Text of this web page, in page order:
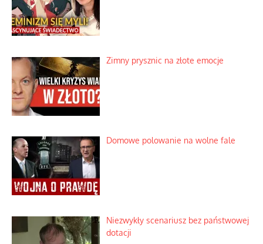
Zimny prysznic na złote emocje
Domowe polowanie na wolne fale
Niezwykły scenariusz bez państwowej
dotacji